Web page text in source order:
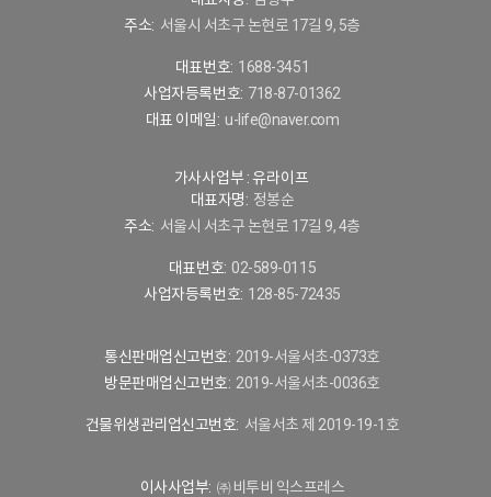
주소: 서울시 서초구 논현로 17길 9, 5층
대표번호: 1688-3451
사업자등록번호: 718-87-01362
대표 이메일: u-life@naver.com
가사사업부 : 유라이프
대표자명: 정봉순
주소: 서울시 서초구 논현로 17길 9, 4층
대표번호: 02-589-0115
사업자등록번호: 128-85-72435
통신판매업신고번호: 2019-서울서초-0373호
방문판매업신고번호: 2019-서울서초-0036호
건물위생관리업신고번호: 서울서초 제 2019-19-1호
이사사업부: ㈜ 비투비 익스프레스